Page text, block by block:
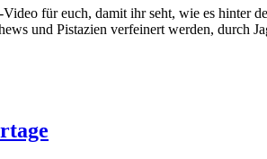
für euch, damit ihr seht, wie es hinter
und Pistazien verfeinert werden, durch